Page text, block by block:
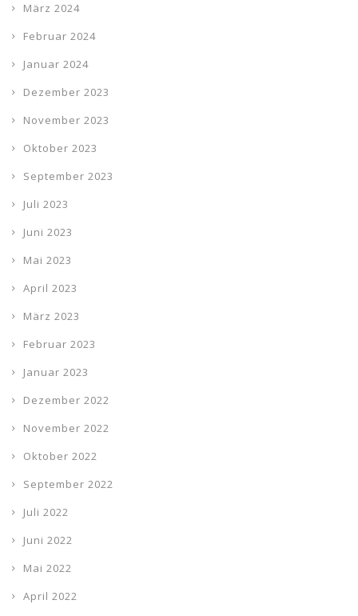
März 2024
Februar 2024
Januar 2024
Dezember 2023
November 2023
Oktober 2023
September 2023
Juli 2023
Juni 2023
Mai 2023
April 2023
März 2023
Februar 2023
Januar 2023
Dezember 2022
November 2022
Oktober 2022
September 2022
Juli 2022
Juni 2022
Mai 2022
April 2022